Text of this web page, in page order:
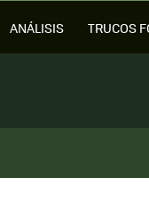
ANÁLISIS TRUCOS
DE